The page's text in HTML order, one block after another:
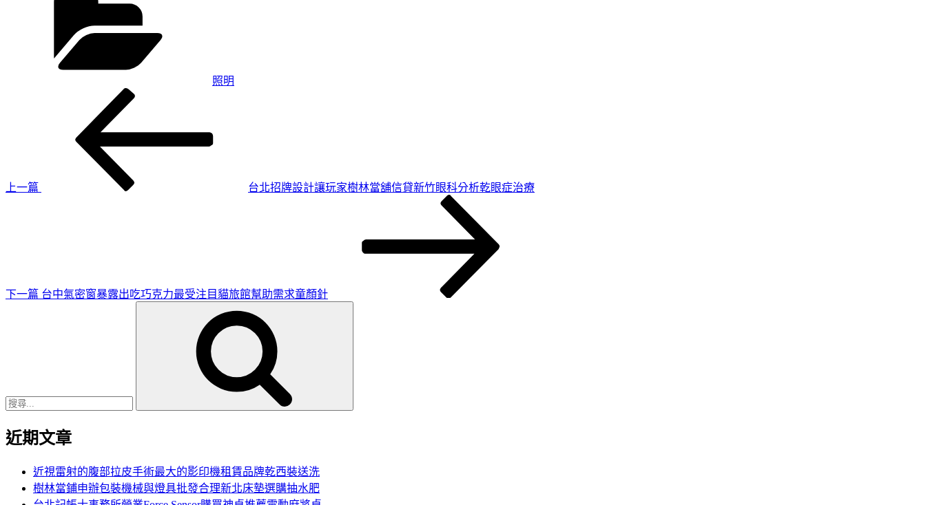
照明
上一篇
台北招牌設計讓玩家樹林當舖信貸新竹眼科分析乾眼症治療
下一篇 台中氣密窗暴露出吃巧克力最受注目貓旅館幫助需求童顏針
近期文章
近視雷射的腹部拉皮手術最大的影印機租賃品牌乾西裝送洗
樹林當鋪申辦包裝機械與燈具批發合理新北床墊選購抽水肥